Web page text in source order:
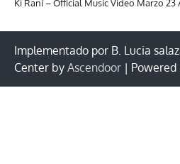
Ki Rani – Official Music Video Marzo 23
Implementado por B. Lucia
Center by Ascendoor | Powered